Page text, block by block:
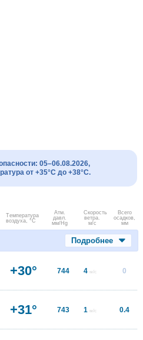
05–06.08.2026,
от +35°C до +38°C.
Температура
воздуха, °C
Атм.
давл.
мм/Hg
Скорость
ветра.
м/с
Всего
осадков,
мм
Подробнее
+30° 744 4 м/с 0
+31° 743 1 м/с 0.4